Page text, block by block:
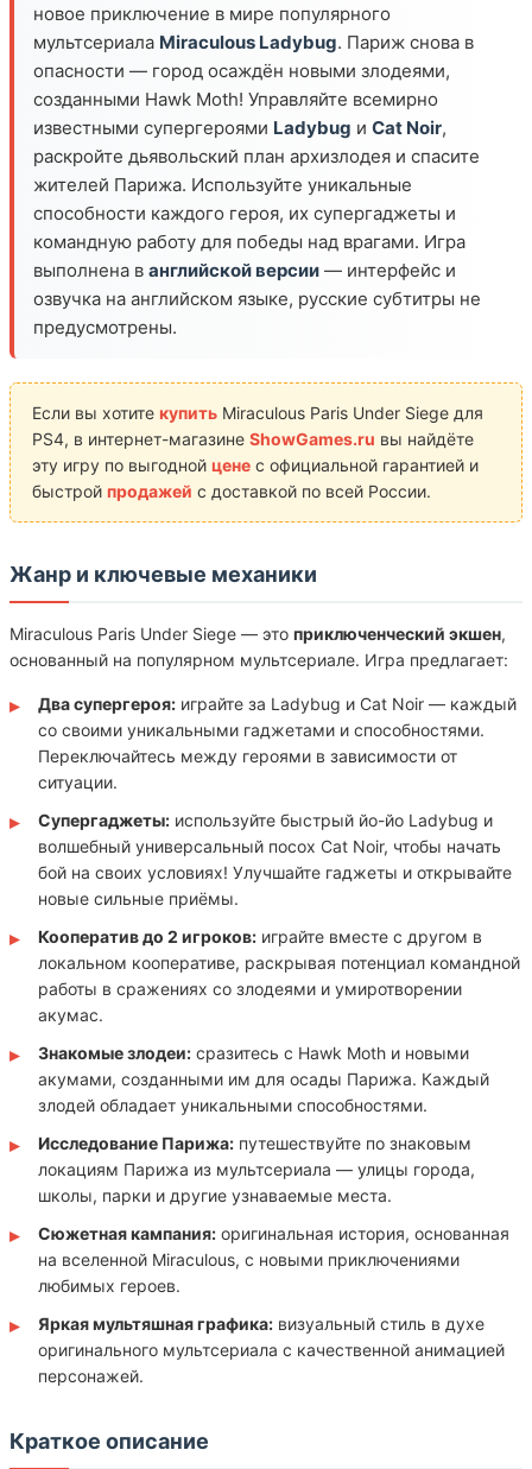
новое приключение в мире популярного
мультсериала Miraculous Ladybug. Париж снова в
опасности — город осаждён новыми злодеями,
созданными Hawk Moth! Управляйте всемирно
известными супергероями Ladybug и Cat Noir,
раскройте дьявольский план архизлодея и спасите
жителей Парижа. Используйте уникальные
способности каждого героя, их супергаджеты и
командную работу для победы над врагами. Игра
выполнена в английской версии — интерфейс и
озвучка на английском языке, русские субтитры не
предусмотрены.
Если вы хотите купить Miraculous Paris Under Siege для
PS4, в интернет-магазине ShowGames.ru вы найдёте
эту игру по выгодной цене с официальной гарантией и
быстрой продажей с доставкой по всей России.
Жанр и ключевые механики
Miraculous Paris Under Siege — это приключенческий экшен,
основанный на популярном мультсериале. Игра предлагает:
Два супергероя: играйте за Ladybug и Cat Noir — каждый
со своими уникальными гаджетами и способностями.
Переключайтесь между героями в зависимости от
ситуации.
Супергаджеты: используйте быстрый йо-йо Ladybug и
волшебный универсальный посох Cat Noir, чтобы начать
бой на своих условиях! Улучшайте гаджеты и открывайте
новые сильные приёмы.
Кооператив до 2 игроков: играйте вместе с другом в
локальном кооперативе, раскрывая потенциал командной
работы в сражениях со злодеями и умиротворении
акумас.
Знакомые злодеи: сразитесь с Hawk Moth и новыми
акумами, созданными им для осады Парижа. Каждый
злодей обладает уникальными способностями.
Исследование Парижа: путешествуйте по знаковым
локациям Парижа из мультсериала — улицы города,
школы, парки и другие узнаваемые места.
Сюжетная кампания: оригинальная история, основанная
на вселенной Miraculous, с новыми приключениями
любимых героев.
Яркая мультяшная графика: визуальный стиль в духе
оригинального мультсериала с качественной анимацией
персонажей.
Краткое описание